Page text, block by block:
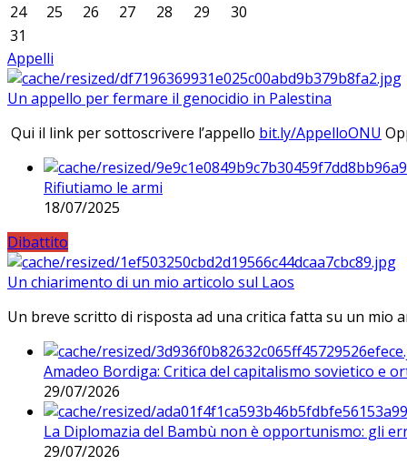
24
25 26 27 28 29
30
31
Appelli
Un appello per fermare il genocidio in Palestina
Qui il link per sottoscrivere l’appello bit.ly/AppelloONU
Rifiutiamo le armi
18/07/2025
Dibattito
Un chiarimento di un mio articolo sul Laos
Un breve scritto di risposta ad una critica fatta su un mio
Amadeo Bordiga: Critica del capitalismo sovietico e
29/07/2026
La Diplomazia del Bambù non è opportunismo: gli
29/07/2026